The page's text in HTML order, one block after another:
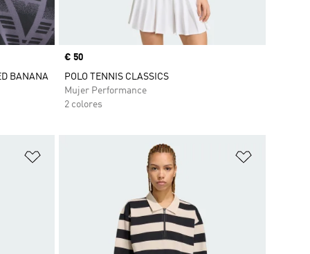
BANANA
Precio
€ 50
POLO TENNIS CLASSICS
Mujer Performance
2 colores
Añadir a la lista de deseos